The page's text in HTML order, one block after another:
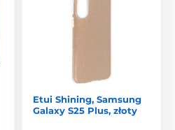
Etui Shining, Samsung
Galaxy S25 Plus, złoty